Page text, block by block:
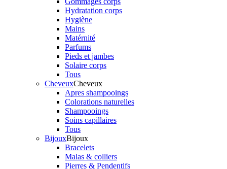
Hydratation corps
Hygiène
Mains
Matérnité
Parfums
Pieds et jambes
Solaire corps
Tous
CheveuxCheveux
Apres shampooings
Colorations naturelles
Shampooings
Soins capillaires
Tous
BijouxBijoux
Bracelets
Malas & colliers
Pierres & Pendentifs